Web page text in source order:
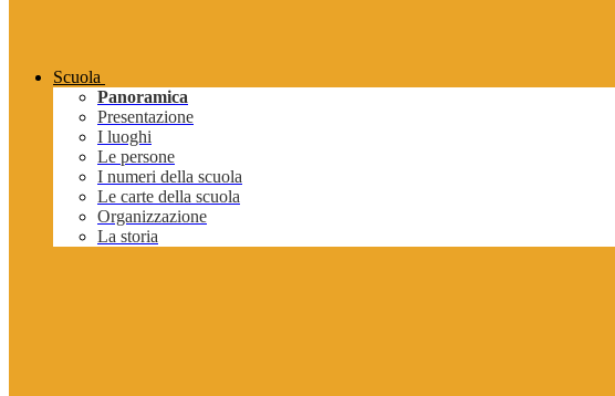
Scuola
Panoramica
Presentazione
I luoghi
Le persone
I numeri della scuola
Le carte della scuola
Organizzazione
La storia